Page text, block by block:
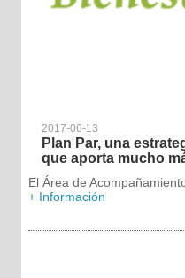
2017-06-13
Plan Par, una
que aporta mucho
El Área de
+ Información